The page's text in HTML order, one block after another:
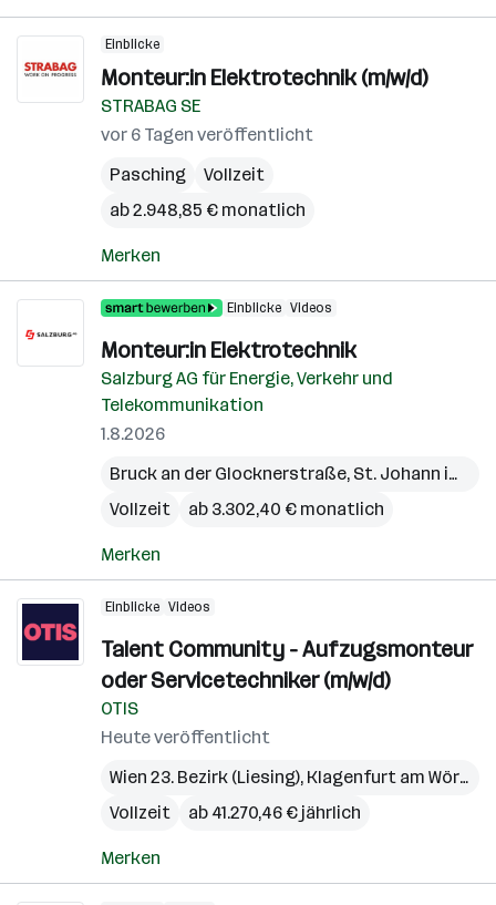
Einblicke
Monteur:in Elektrotechnik (m/w/d)
STRABAG SE
vor 6 Tagen veröffentlicht
Pasching
Vollzeit
ab 2.948,85 € monatlich
Merken
Einblicke Videos
Monteur:in Elektrotechnik
Salzburg AG für Energie, Verkehr und
Telekommunikation
1.8.2026
Bruck an der Glocknerstraße, St. Johann im Pongau
Vollzeit
ab 3.302,40 € monatlich
Merken
Einblicke Videos
Talent Community - Aufzugsmonteur
oder Servicetechniker (m/w/d)
OTIS
Heute veröffentlicht
Wien 23. Bezirk (Liesing), Klagenfurt am Wörthersee
Vollzeit
ab 41.270,46 € jährlich
Merken